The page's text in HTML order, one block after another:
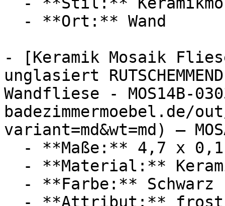
- [Keramik Mosaik
unglasiert
Wandfliese - MOS14B-
badezimmermoebel.de/
variant=md&wt=md) —